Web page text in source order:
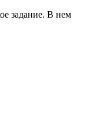
задание. В нем